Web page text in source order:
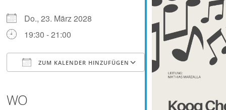
zum
Basteln,
Tüfteln,
Digitalisieren
Do., 23. März 2028
19:30 - 21:00
ZUM KALENDER HINZUFÜGEN
Outlook Live
WO